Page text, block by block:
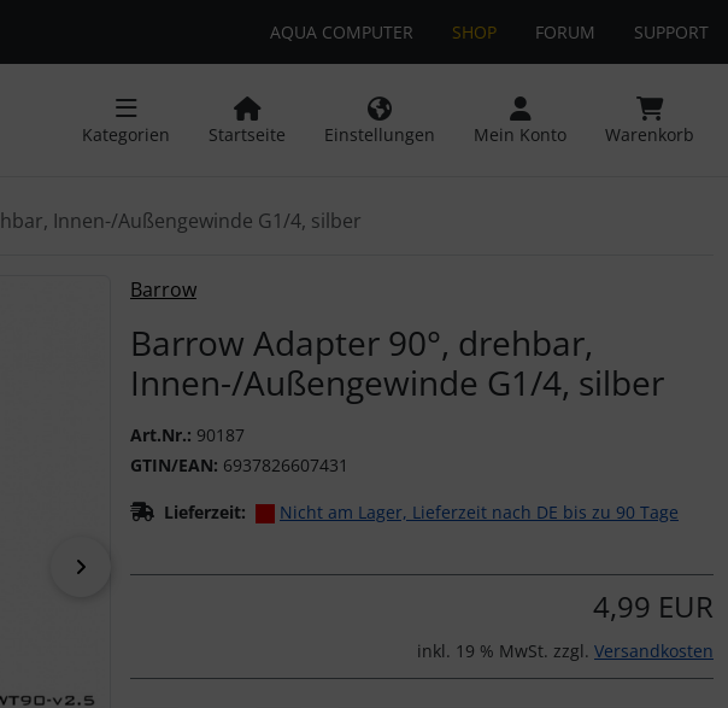
AQUA COMPUTER SHOP FORUM SUPPORT
Kategorien Startseite Einstellungen Mein Konto Warenkorb
Innen-/Außengewinde G1/4, silber
Barrow
Barrow Adapter 90°, drehbar,
Innen-/Außengewinde G1/4, silber
Art.Nr.: 90187
GTIN/EAN: 6937826607431
Lieferzeit: Nicht am Lager, Lieferzeit nach DE bis zu 90 Tage
"Zurück-" und "Vor-Button" nutzen, um zwischen den Bildern zu navigieren.
4,99 EUR
inkl. 19 % MwSt. zzgl. Versandkosten